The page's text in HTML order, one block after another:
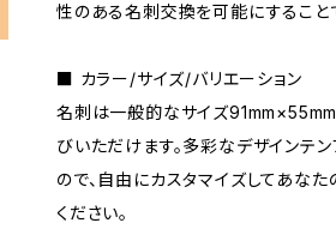
性のある名刺交換を可能にすることで
■ カラー/サイズ/バリエーション
名刺は一般的なサイズ91mm×55mm
びいただけます。多彩なデザインテ
ので、自由にカスタマイズしてあなた
ください。